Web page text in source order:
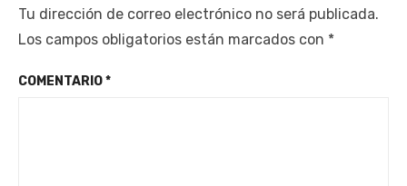
Tu dirección de correo electrónico no será publicada.
Los campos obligatorios están marcados con *
COMENTARIO*